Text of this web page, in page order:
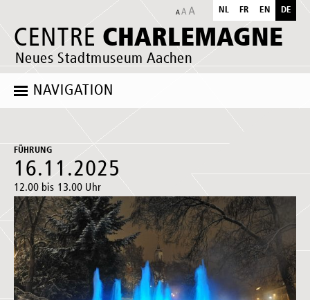
CENTRE CHARLEMAGNE
Neues Stadtmuseum Aachen
NL FR EN DE
NAVIGATION
FÜHRUNG
16.11.2025
12.00 bis 13.00 Uhr